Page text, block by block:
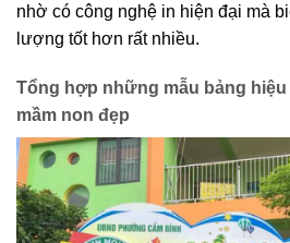
nhờ có công nghệ in hiện đại mà
lượng tốt hơn rất nhiều.
Tổng hợp những mẫu bảng
mầm non đẹp